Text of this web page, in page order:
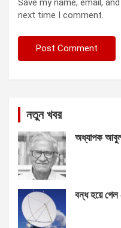
Save my name, email,
next time I comment.
নতুন খবর
অধ্যাপক
বন্ধ হয়ে